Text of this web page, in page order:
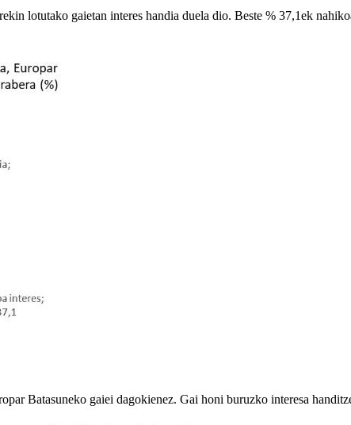
lotutako gaietan interes handia duela dio. Beste % 37,1ek
Batasuneko gaiei dagokienez. Gai honi buruzko interesa